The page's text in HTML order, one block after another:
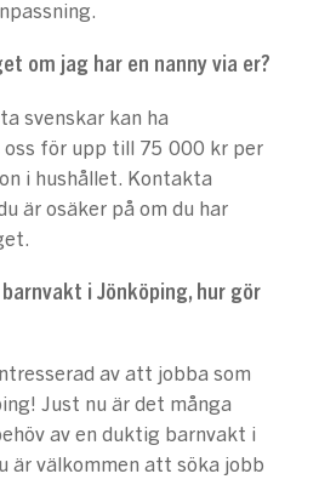
om jag har en nanny via er?
svenskar kan ha
oss för upp till 75 000 kr per
i hushållet. Kontakta
är osäker på om du har
i Jönköping, hur gör
av att jobba som
Just nu är det många
av en duktig barnvakt i
är välkommen att söka jobb